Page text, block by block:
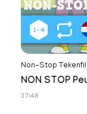
Non-Stop
NON STOP
37:48